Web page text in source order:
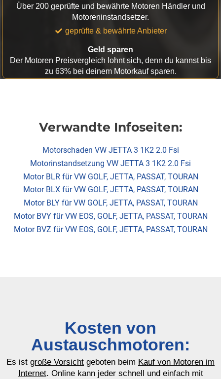
Über 200 geprüfte und bewährte Motoren Händler und
Motoreninstandsetzer.
geprüfte & bewährte Anbieter
Geld sparen
Der Motoren Preisvergleich lohnt sich, denn du kannst bis
zu 63% bei deinem Motorkauf sparen.
Verwandte Infoseiten:
Motorschaden VW JETTA 3 1K2 2.0 Fsi
Motorinstandsetzung VW JETTA 3 1K2 2.0 Fsi
Motor BLR für VW GOLF, JETTA, PASSAT, TOURAN
Motor BLX für VW GOLF, JETTA, PASSAT, TOURAN
Motor BLY für VW GOLF, JETTA, PASSAT, TOURAN
Motor BVY für VW EOS, GOLF, JETTA, PASSAT, TOURAN
Motor BVZ für VW EOS, GOLF, JETTA, PASSAT, TOURAN
Kosten von
Austauschmotoren:
Es ist große Vorsicht geboten beim Kauf von Motoren im
Internet. Online kann jeder schnell und einfach mit